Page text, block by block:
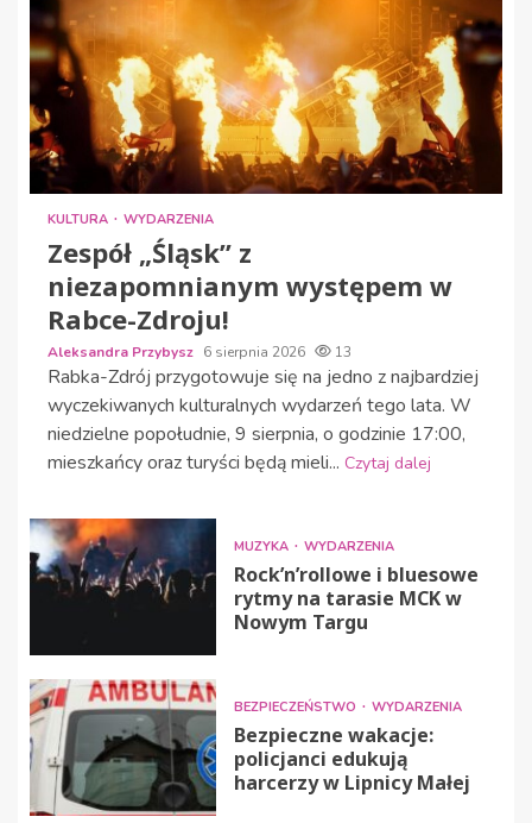
KULTURA WYDARZENIA
Zespół „Śląsk” z
niezapomnianym występem w
Rabce-Zdroju!
Aleksandra Przybysz 6 sierpnia 2026 13
Rabka-Zdrój przygotowuje się na jedno z najbardziej
wyczekiwanych kulturalnych wydarzeń tego lata. W
niedzielne popołudnie, 9 sierpnia, o godzinie 17:00,
mieszkańcy oraz turyści będą mieli... Czytaj dalej
MUZYKA WYDARZENIA
Rock’n’rollowe i bluesowe
rytmy na tarasie MCK w
Nowym Targu
BEZPIECZEŃSTWO WYDARZENIA
Bezpieczne wakacje:
policjanci edukują
harcerzy w Lipnicy Małej